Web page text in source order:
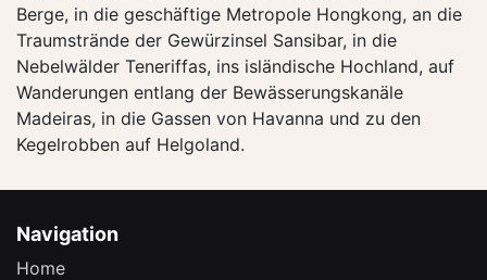
Berge, in die geschäftige Metropole Hongkong, an die
Traumstrände der Gewürzinsel Sansibar, in die
Nebelwälder Teneriffas, ins isländische Hochland, auf
Wanderungen entlang der Bewässerungskanäle
Madeiras, in die Gassen von Havanna und zu den
Kegelrobben auf Helgoland.
Navigation
Home